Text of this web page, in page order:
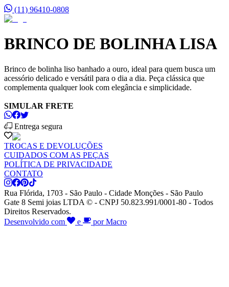
(11) 96410-0808
BRINCO DE BOLINHA LISA
Brinco de bolinha liso banhado a ouro, ideal para quem busca um
acessório delicado e versátil para o dia a dia. Peça clássica que
complementa qualquer look com elegância e simplicidade.
SIMULAR FRETE
Entrega segura
TROCAS E DEVOLUÇÕES
CUIDADOS COM AS PEÇAS
POLÍTICA DE PRIVACIDADE
CONTATO
Rua Flórida, 1703 - São Paulo - Cidade Monções - São Paulo
Gate 8 Semi joias LTDA © - CNPJ 50.823.991/0001-80 - Todos
Direitos Reservados.
Desenvolvido com
e por Macro